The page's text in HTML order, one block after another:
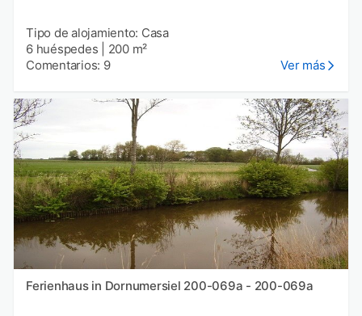
Tipo de alojamiento: Casa
6 huéspedes
200 m²
Comentarios: 9
Ver más
Ferienhaus in Dornumersiel 200-069a - 200-069a